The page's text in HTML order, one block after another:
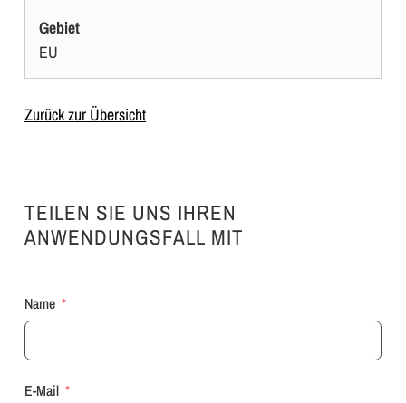
Gebiet
EU
Zurück zur Übersicht
TEILEN SIE UNS IHREN
ANWENDUNGSFALL MIT
Name
E-Mail